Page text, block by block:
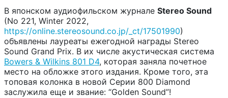
В японском аудиофильском журнале Stereo Sound
(No 221, Winter 2022,
https://online.stereosound.co.jp/_ct/17501990)
объявлены лауреаты ежегодной награды Stereo
Sound Grand Prix. В их числе акустическая система
Bowers & Wilkins 801 D4, которая заняла почетное
место на обложке этого издания. Кроме того, эта
топовая колонка в новой Серии 800 Diamond
заслужила еще и звание: “Golden Sound”!